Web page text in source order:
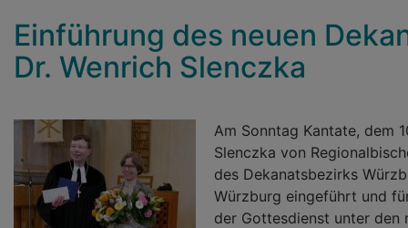
Einführung des neuen
Dr. Wenrich Slenczka
Am Sonntag Kantate, dem
Slenczka von
des Dekanatsbezirks
Würzburg eingeführt und
der Gottesdienst unter den